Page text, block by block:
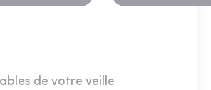
de votre veille